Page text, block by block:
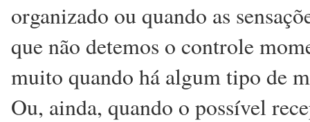
organizado ou quando as
que não detemos o controle
muito quando há algum tipo de
Ou, ainda, quando o possível